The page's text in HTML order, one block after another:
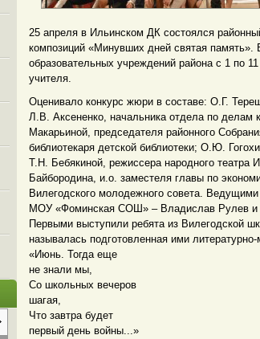
25 апреля в Ильинском ДК состоялся
композиций «Минувших дней святая
образовательных учреждений района с 1 по
учителя.
Оценивало конкурс жюри в составе: О.Г.
Л.В. Аксененко, начальника отдела по делам
Макарьиной, председателя районного
библиотекаря детской библиотеки; О.Ю.
Т.Н. Бебякиной, режиссера народного театра
Байбородина, и.о. заместеля главы по
Вилегодского молодежного совета.
МОУ «Фоминская СОШ» – Владислав Рулев и
Первыми выступили ребята из Вилегодской
называлась подготовленная ими
«Июнь. Тогда еще
не знали мы,
Со школьных вечеров
шагая,
Что завтра будет
первый день войны...»